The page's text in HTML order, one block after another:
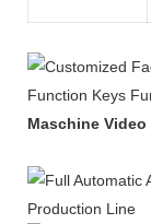
Maschine Video